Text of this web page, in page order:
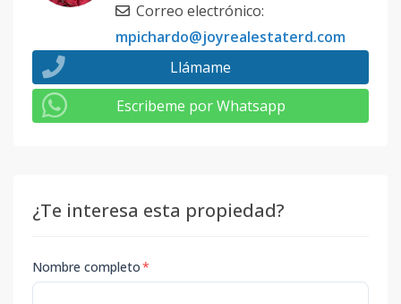
Correo electrónico:
mpichardo@joyrealestaterd.com
Llámame
Escribeme por Whatsapp
¿Te interesa esta propiedad?
Nombre completo*